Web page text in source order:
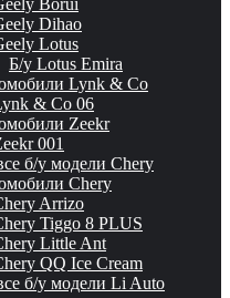
Borui
Dihao
Lotus
Б/у Lotus Emira
Lynk & Co
& Co 06
Zeekr
001
б/у модели Chery
Chery
Arrizo
Tiggo 8 PLUS
Little Ant
QQ Ice Cream
б/у модели Li Auto